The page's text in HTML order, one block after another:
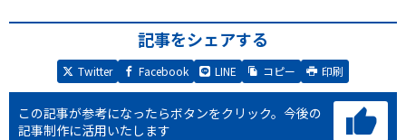
記事をシェアする
Twitter Facebook LINE コピー 印刷
この記事が参考になったらボタンをクリック。 今後の
記事制作に活用いたします